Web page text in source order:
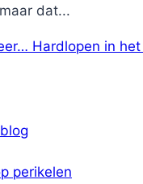
dat...
Hardlopen in
perikelen